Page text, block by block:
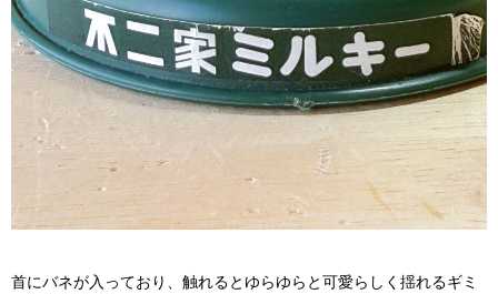
首にバネが入っており、触れるとゆらゆらと可愛らしく揺れるギミ